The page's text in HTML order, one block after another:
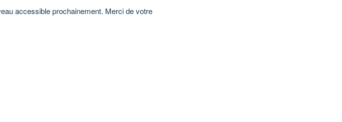
accessible prochainement. Merci de votre